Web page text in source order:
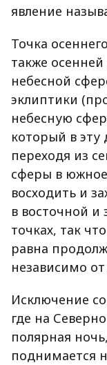
явление
Точка
также
небесной
эклиптики
небесную
который в эту
переходя из
сферы в
восходить и
в восточной
точках, так
равна
независимо
Исключение
где на
полярная
поднимается